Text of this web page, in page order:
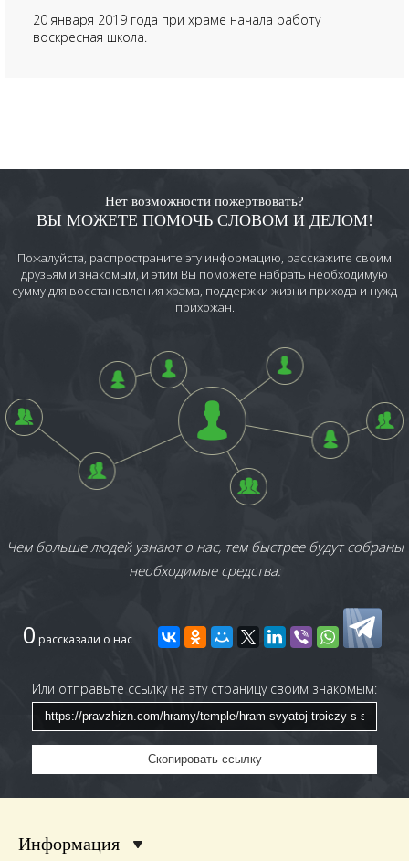
20 января 2019 года при храме начала работу
воскресная школа.
Нет возможности пожертвовать?
ВЫ МОЖЕТЕ ПОМОЧЬ СЛОВОМ И ДЕЛОМ!
Пожалуйста, распространите эту информацию, расскажите своим
друзьям и знакомым, и этим Вы поможете набрать необходимую
сумму для восстановления храма, поддержки жизни прихода и нужд
прихожан.
Чем больше людей узнают о нас, тем быстрее будут собраны
необходимые средства:
0 рассказали о нас
Или отправьте ссылку на эту страницу своим знакомым:
Скопировать ссылку
Информация